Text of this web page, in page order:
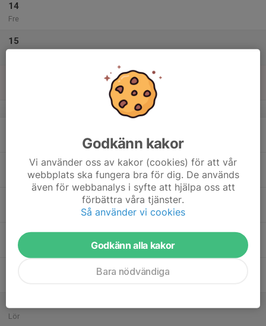
14
Fre
15
v.12
Tor
Lör
Godkänn kakor
Vi använder oss av kakor (cookies) för att vår
webbplats ska fungera bra för dig. De används
även för webbanalys i syfte att hjälpa oss att
förbättra våra tjänster.
Så använder vi cookies
Godkänn alla kakor
Bara nödvändiga